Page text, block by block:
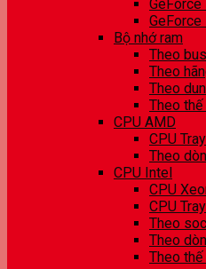
GeForce
GeForce
Bộ nhớ ram
Theo bus
Theo
Theo
Theo thế
CPU AMD
CPU Tray
Theo
CPU Intel
CPU
CPU Tray
Theo
Theo
Theo thế